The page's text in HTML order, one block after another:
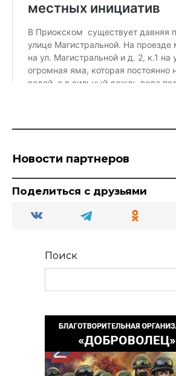
Новости партнеров
Поделиться с друзьями
Поиск